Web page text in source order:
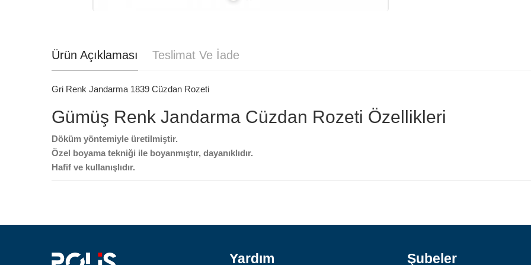
Ürün Açıklaması Teslimat Ve İade
Gri Renk Jandarma 1839 Cüzdan Rozeti
Gümüş Renk Jandarma Cüzdan Rozeti Özellikleri
Döküm yöntemiyle üretilmiştir.
Özel boyama tekniği ile boyanmıştır, dayanıklıdır.
Hafif ve kullanışlıdır.
Yardım Şubeler